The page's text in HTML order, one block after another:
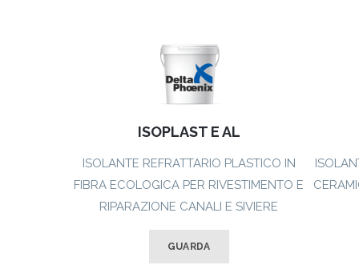
ISOPLAST E AL
ISOLANTE REFRATTARIO PLASTICO IN
FIBRA ECOLOGICA PER RIVESTIMENTO E
RIPARAZIONE CANALI E SIVIERE
GUARDA